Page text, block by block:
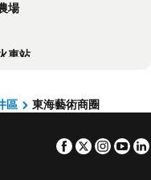
Hotel
酒店大墩館
甲商旅
場
車站
中商圈
區 東海藝術商圈
Facebook
Twitter